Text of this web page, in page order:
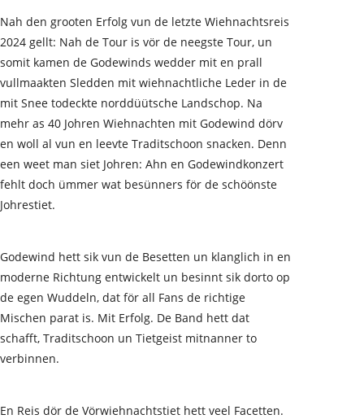
Nah den grooten Erfolg vun de letzte Wiehnachtsreis
2024 gellt: Nah de Tour is vör de neegste Tour, un
somit kamen de Godewinds wedder mit en prall
vullmaakten Sledden mit wiehnachtliche Leder in de
mit Snee todeckte norddüütsche Landschop. Na
mehr as 40 Johren Wiehnachten mit Godewind dörv
en woll al vun en leevte Traditschoon snacken. Denn
een weet man siet Johren: Ahn en Godewindkonzert
fehlt doch ümmer wat besünners för de schöönste
Johrestiet.
Godewind hett sik vun de Besetten un klanglich in en
moderne Richtung entwickelt un besinnt sik dorto op
de egen Wuddeln, dat för all Fans de richtige
Mischen parat is. Mit Erfolg. De Band hett dat
schafft, Traditschoon un Tietgeist mitnanner to
verbinnen.
En Reis dör de Vörwiehnachtstiet hett veel Facetten.